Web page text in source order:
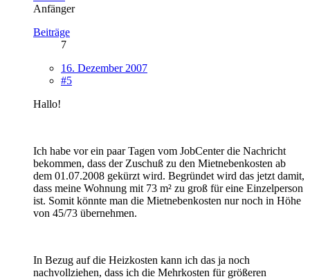
Anfänger
Beiträge
7
16. Dezember 2007
#5
Hallo!
Ich habe vor ein paar Tagen vom JobCenter die Nachricht
bekommen, dass der Zuschuß zu den Mietnebenkosten ab
dem 01.07.2008 gekürzt wird. Begründet wird das jetzt damit,
dass meine Wohnung mit 73 m² zu groß für eine Einzelperson
ist. Somit könnte man die Mietnebenkosten nur noch in Höhe
von 45/73 übernehmen.
In Bezug auf die Heizkosten kann ich das ja noch
nachvollziehen, dass ich die Mehrkosten für größeren